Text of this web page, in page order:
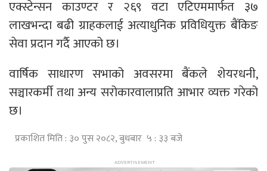
एक्स्टेन्सन काउण्टर र २६९ वटा एटिएममार्फत ३७
लाखभन्दा बढी ग्राहकलाई अत्याधुनिक प्रविधियुक्त बैंकिङ
सेवा प्रदान गर्दै आएको छ।
वार्षिक साधारण सभाको अवसरमा बैंकले शेयरधनी,
सञ्चारकर्मी तथा अन्य सरोकारवालाप्रति आभार व्यक्त गरेको
छ।
प्रकाशित मिति : ३० पुस २०८२, बुधबार ५ : ३३ बजे